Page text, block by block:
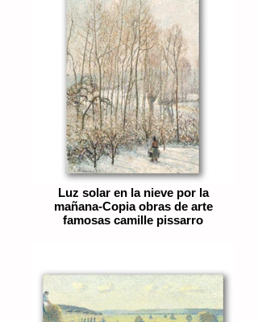
Luz solar en la nieve por la
mañana-Copia obras de arte
famosas camille pissarro